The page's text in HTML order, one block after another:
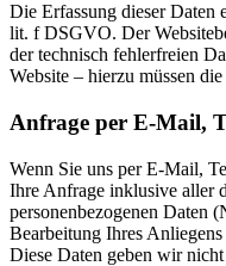
Die Erfassung dieser Daten
lit. f DSGVO. Der
der technisch fehlerfreien
Website – hierzu müssen
Anfrage per E-Mail,
Wenn Sie uns per E-Mail,
Ihre Anfrage inklusive aller
personenbezogenen Daten
Bearbeitung Ihres
Diese Daten geben wir